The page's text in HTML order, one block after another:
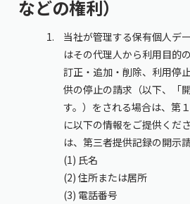
などの権利）
当社が管理する保有個人デ
はその代理人から利用目的
訂正・追加・削除、利用停
供の停止の請求（以下、「
す。）をされる場合は、第
に以下の情報をご提供くだ
は、第三者提供記録の開示
(1) ⽒名
(2) 住所または居所
(3) 電話番号